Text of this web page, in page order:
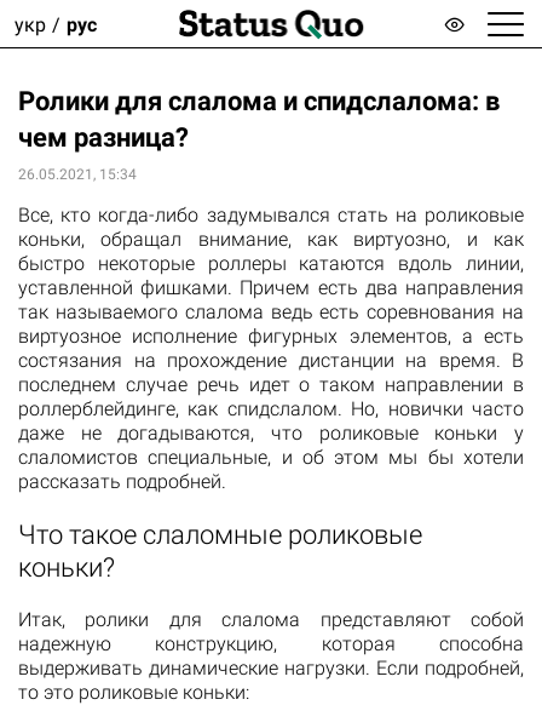
укр рус
Ролики для слалома и спидслалома: в
чем разница?
26.05.2021, 15:34
Все, кто когда-либо задумывался стать на роликовые
коньки, обращал внимание, как виртуозно, и как
быстро некоторые роллеры катаются вдоль линии,
уставленной фишками. Причем есть два направления
так называемого слалома ведь есть соревнования на
виртуозное исполнение фигурных элементов, а есть
состязания на прохождение дистанции на время. В
последнем случае речь идет о таком направлении в
роллерблейдинге, как спидслалом. Но, новички часто
даже не догадываются, что роликовые коньки у
слаломистов специальные, и об этом мы бы хотели
рассказать подробней.
Что такое слаломные роликовые
коньки?
Итак, ролики для слалома представляют собой
надежную конструкцию, которая способна
выдерживать динамические нагрузки. Если подробней,
то это роликовые коньки: